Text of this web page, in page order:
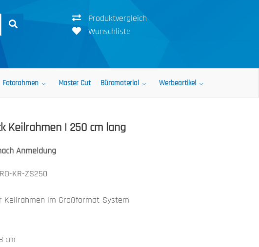
Produktvergleich
Wunschliste
Fotorahmen Master Cut Büromaterial Werbeartikel
Keilrahmen | 250 cm lang
Anmeldung
KR-ZS250
Keilrahmen im Großformat-System
cm